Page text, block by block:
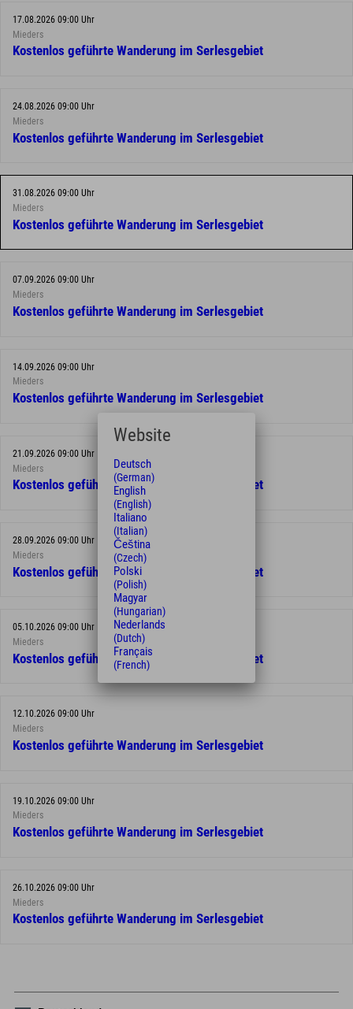
17.08.2026 09:00 Uhr
Mieders
Kostenlos geführte Wanderung im Serlesgebiet
24.08.2026 09:00 Uhr
Mieders
Kostenlos geführte Wanderung im Serlesgebiet
31.08.2026 09:00 Uhr
Mieders
Kostenlos geführte Wanderung im Serlesgebiet
07.09.2026 09:00 Uhr
Mieders
Kostenlos geführte Wanderung im Serlesgebiet
14.09.2026 09:00 Uhr
Mieders
Kostenlos geführte Wanderung im Serlesgebiet
21.09.2026 09:00 Uhr
Mieders
Kostenlos geführte Wanderung im Serlesgebiet
28.09.2026 09:00 Uhr
Mieders
Kostenlos geführte Wanderung im Serlesgebiet
05.10.2026 09:00 Uhr
Mieders
Kostenlos geführte Wanderung im Serlesgebiet
12.10.2026 09:00 Uhr
Mieders
Kostenlos geführte Wanderung im Serlesgebiet
19.10.2026 09:00 Uhr
Mieders
Kostenlos geführte Wanderung im Serlesgebiet
26.10.2026 09:00 Uhr
Mieders
Kostenlos geführte Wanderung im Serlesgebiet
Website
Deutsch
(German)
English
(English)
Italiano
(Italian)
Čeština
(Czech)
Polski
(Polish)
Magyar
(Hungarian)
Nederlands
(Dutch)
Français
(French)